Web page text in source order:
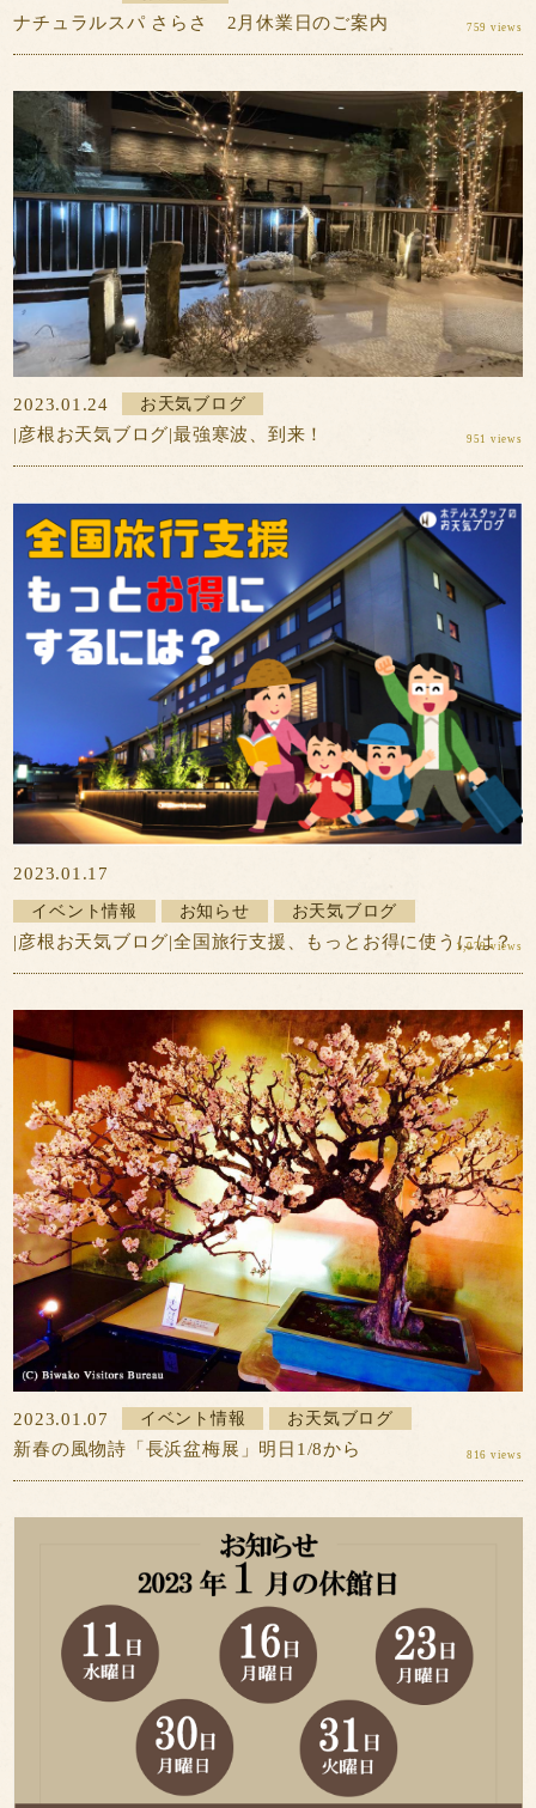
ナチュラルスパ さらさ 2月休業日のご案内 759 views
2023.01.24 お天気ブログ
|彦根お天気ブログ|最強寒波、到来！ 951 views
2023.01.17
イベント情報 お知らせ お天気ブログ
|彦根お天気ブログ|全国旅行支援、もっとお得に使うには？
1,079 views
2023.01.07 イベント情報 お天気ブログ
新春の風物詩「長浜盆梅展」明日1/8から 816 views